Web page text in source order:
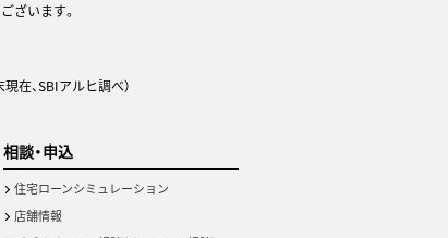
ざいます。
在、SBIアルヒ調べ）
相談・申込
住宅ローンシミュレーション
店舗情報